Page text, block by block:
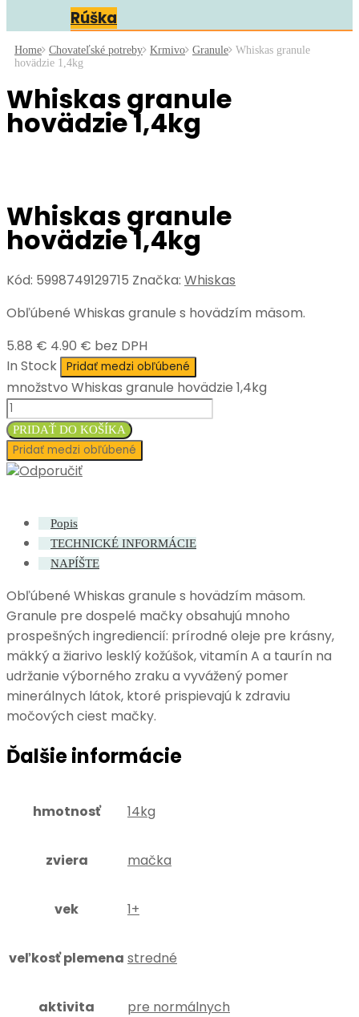
Rúška
Home Chovateľské potreby Krmivo Granule Whiskas granule
hovädzie 1,4kg
Whiskas granule
hovädzie 1,4kg
Whiskas granule
hovädzie 1,4kg
Kód: 5998749129715 Značka: Whiskas
Obľúbené Whiskas granule s hovädzím mäsom.
5.88 € 4.90 € bez DPH
In Stock
Pridať medzi obľúbené
množstvo Whiskas granule hovädzie 1,4kg
PRIDAŤ DO KOŠÍKA
Pridať medzi obľúbené
Odporučiť
Popis
TECHNICKÉ INFORMÁCIE
NAPÍŠTE
Obľúbené Whiskas granule s hovädzím mäsom.
Granule pre dospelé mačky obsahujú mnoho
prospešných ingrediencií: prírodné oleje pre krásny,
mäkký a žiarivo lesklý kožúšok, vitamín A a taurín na
udržanie výborného zraku a vyvážený pomer
minerálnych látok, ktoré prispievajú k zdraviu
močových ciest mačky.
Ďalšie informácie
hmotnosť 14kg
zviera mačka
vek 1+
veľkosť plemena stredné
aktivita pre normálnych